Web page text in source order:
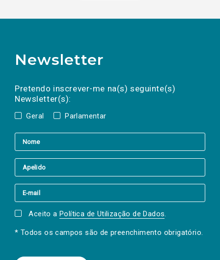
Newsletter
Pretendo inscrever-me na(s) seguinte(s)
Newsletter(s):
Geral Parlamentar
a(s) newsletter(s).
mail
Aceito a Política de Utilização de Dados.
* Todos os campos são de preenchimento obrigatório.